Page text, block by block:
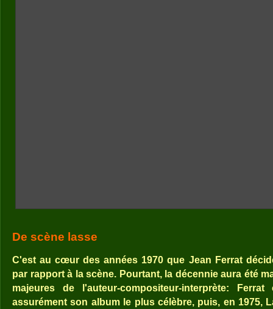
De scène lasse
C'est au cœur des années 1970 que Jean Ferrat
par rapport à la scène. Pourtant, la décennie aura été
majeures de l'auteur-compositeur-interprète: Ferrat
assurément son album le plus célèbre, puis, en 1975,